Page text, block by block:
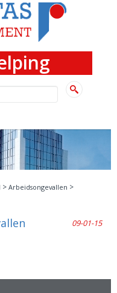
> Arbeidsongevallen >
09-01-15